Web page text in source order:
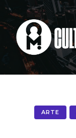
ARTE